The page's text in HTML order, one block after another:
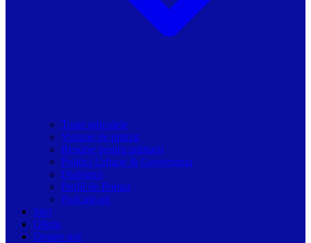
Toate articolele
Viziune de primar
Resurse pentru primarii
Politici Urbane & Guvernanta
Dialoguri
Profil de Primar
Podcast-uri
Stiri
Oferte
Despre noi